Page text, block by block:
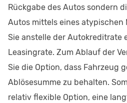
Rückgabe des Autos sondern
Autos mittels eines atypischen
Sie anstelle der Autokreditrate
Leasingrate. Zum Ablauf der
Sie die Option, dass Fahrzeug
Ablösesumme zu behalten.
relativ flexible Option, eine